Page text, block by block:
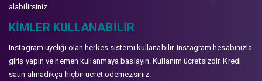
alabilirsiniz.
KIMLER KULLANABILIR
Instagram üyeliği olan herkes sistemi kullanabilir. Instagram hesabınızla
giriş yapın ve hemen kullanmaya başlayın. Kullanım ücretsizdir. Kredi
satın almadıkça hiçbir ücret ödemezsiniz.